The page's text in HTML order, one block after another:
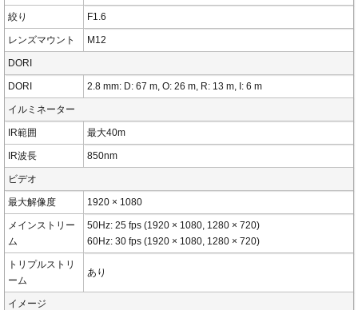
絞り F1.6
レンズマウント M12
DORI
DORI 2.8 mm: D: 67 m, O: 26 m, R: 13 m, I: 6 m
イルミネーター
IR範囲 最大40m
IR波長 850nm
ビデオ
最大解像度 1920 × 1080
メインストリー
ム
50Hz: 25 fps (1920 × 1080, 1280 × 720)
60Hz: 30 fps (1920 × 1080, 1280 × 720)
トリプルストリ
ーム
あり
イメージ